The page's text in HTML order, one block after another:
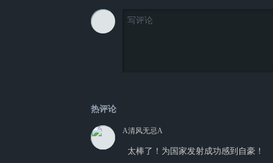
热评论
A清风无忌A
太棒了！为国家发射成功感到自豪！